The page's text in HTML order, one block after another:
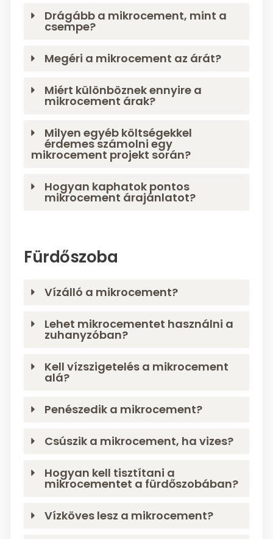
Drágább a mikrocement, mint a
csempe?
Megéri a mikrocement az árát?
Miért különböznek ennyire a
mikrocement árak?
Milyen egyéb költségekkel
érdemes számolni egy
mikrocement projekt során?
Hogyan kaphatok pontos
mikrocement árajánlatot?
Fürdőszoba
Vízálló a mikrocement?
Lehet mikrocementet használni a
zuhanyzóban?
Kell vízszigetelés a mikrocement
alá?
Penészedik a mikrocement?
Csúszik a mikrocement, ha vizes?
Hogyan kell tisztítani a
mikrocementet a fürdőszobában?
Vízköves lesz a mikrocement?